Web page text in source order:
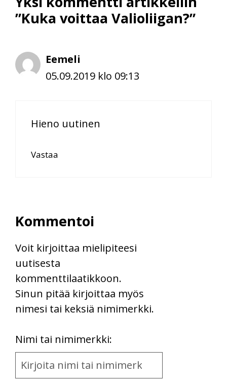
”Kuka voittaa Valioliigan?”
Eemeli
05.09.2019 klo 09:13
Hieno uutinen
Vastaa
Kommentoi
Voit kirjoittaa mielipiteesi
uutisesta
kommenttilaatikkoon.
Sinun pitää kirjoittaa myös
nimesi tai keksiä nimimerkki.
Nimi tai nimimerkki:
Name
and